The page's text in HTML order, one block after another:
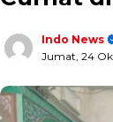
Indo News
Jumat, 24